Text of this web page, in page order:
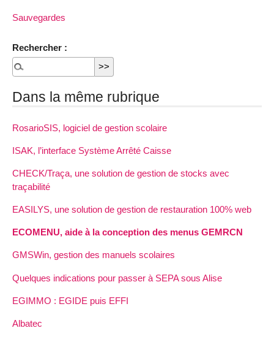
Sauvegardes
Rechercher :
Dans la même rubrique
RosarioSIS, logiciel de gestion scolaire
ISAK, l’interface Système Arrêté Caisse
CHECK/Traça, une solution de gestion de stocks avec
traçabilité
EASILYS, une solution de gestion de restauration 100% web
ECOMENU, aide à la conception des menus GEMRCN
GMSWin, gestion des manuels scolaires
Quelques indications pour passer à SEPA sous Alise
EGIMMO : EGIDE puis EFFI
Albatec